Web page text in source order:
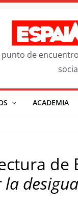
punto de
ACADEMIA
de